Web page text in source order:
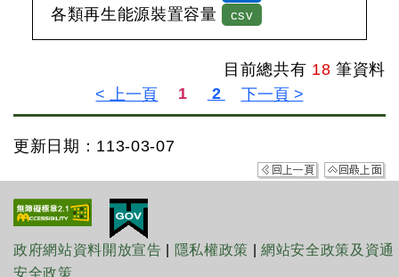
各類再生能源裝置容量 csv
目前總共有 18 筆資料
更新日期：113-03-07
政府網站資料開放宣告 隱私權政策 |網站安全政策及資通
安全政策